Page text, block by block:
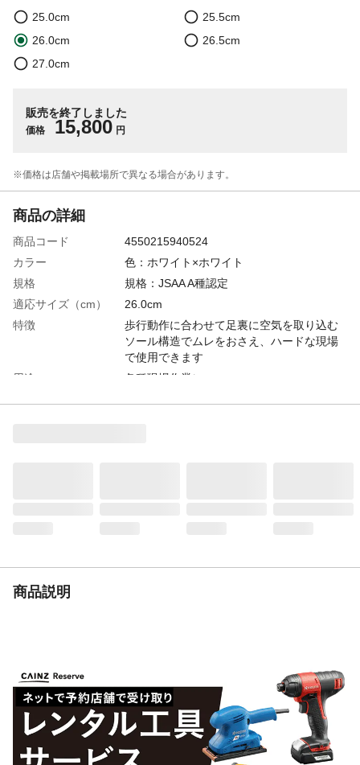
25.0cm
25.5cm
26.0cm
26.5cm
27.0cm
販売を終了しました
価格 15,800 円
※価格は​店舗や​掲載場所で​異なる​場合が​あります。
商品の詳細
商品コード
4550215940524
カラー
色：ホワイト×ホワイト
規格
規格：JSAA A種認定
適応サイズ（cm）
26.0cm
特徴
歩行動作に合わせて足裏に空気を取り込む
ソール構造でムレをおさえ、ハードな現場
で使用できます
用途
各種現場作業に
商品説明